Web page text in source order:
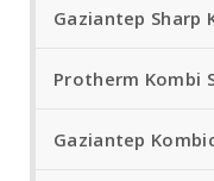
Gaziantep Sharp
Protherm Kombi
Gaziantep